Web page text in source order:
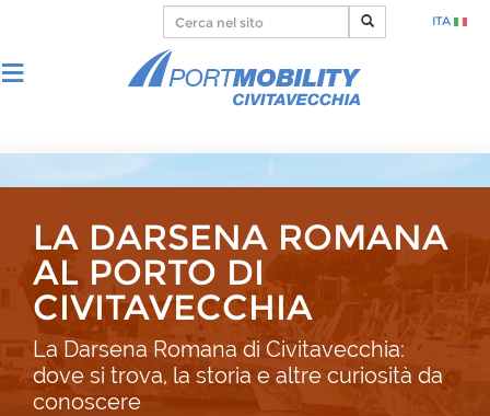
ITA
LA DARSENA ROMANA
AL PORTO DI
CIVITAVECCHIA
La Darsena Romana di Civitavecchia:
dove si trova, la storia e altre curiosità da
conoscere